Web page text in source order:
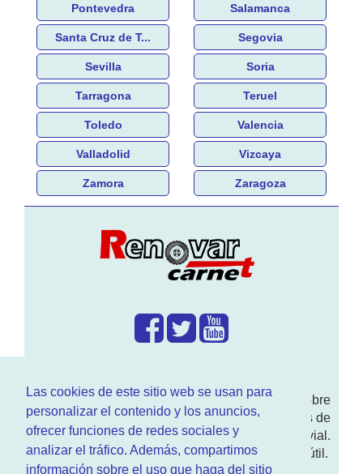
Las cookies de este sitio web se usan para
personalizar el contenido y los anuncios,
ofrecer funciones de redes sociales y
analizar el tráfico. Además, compartimos
información sobre el uso que haga del sitio
Pontevedra Salamanca
Santa Cruz de T... Segovia
Sevilla Soria
Tarragona Teruel
Toledo Valencia
Valladolid Vizcaya
Zamora Zaragoza
Enwww.RenovarCarnet.comTe contamos sobre
larenovación del permisode conducir, noticias de
actualidad motor y sobre todo seguridad vial.
Ademas tenemos todo tipo de información DGT útil.